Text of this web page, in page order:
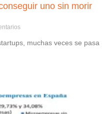
uno sin morir
muchas veces se pasa